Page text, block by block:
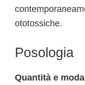
ototossiche.
Posologia
Quantità e